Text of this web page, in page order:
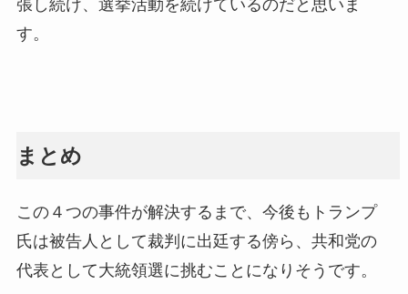
張し続け、選挙活動を続けているのだと思いま
す。
まとめ
この４つの事件が解決するまで、今後もトランプ
氏は被告人として裁判に出廷する傍ら、共和党の
代表として大統領選に挑むことになりそうです。